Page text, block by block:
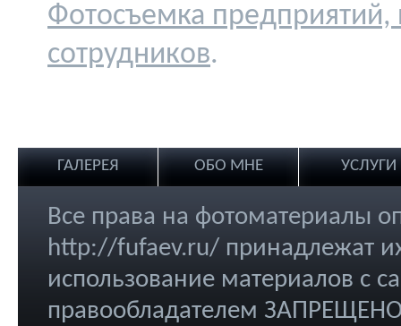
Фотосъемка
сотрудников.
ГАЛЕРЕЯ ОБО МНЕ УСЛУГИ
Все права на фотоматериалы
http://fufaev.ru/ принадлежат
использование материалов с
правообладателем